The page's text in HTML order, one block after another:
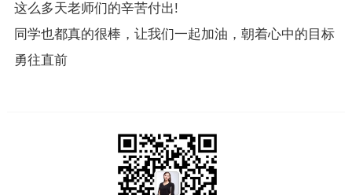
这么多天老师们的辛苦付出!
同学也都真的很棒，让我们一起加油，朝着心中的目标
勇往直前